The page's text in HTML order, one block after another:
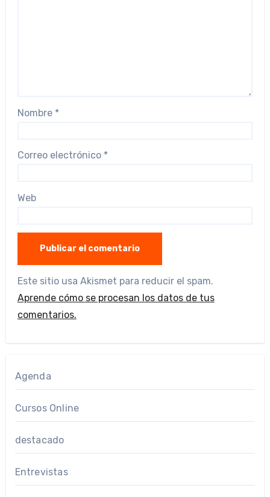
Nombre *
Correo electrónico *
Web
Este sitio usa Akismet para reducir el spam.
Aprende cómo se procesan los datos de tus
comentarios.
Agenda
Cursos Online
destacado
Entrevistas